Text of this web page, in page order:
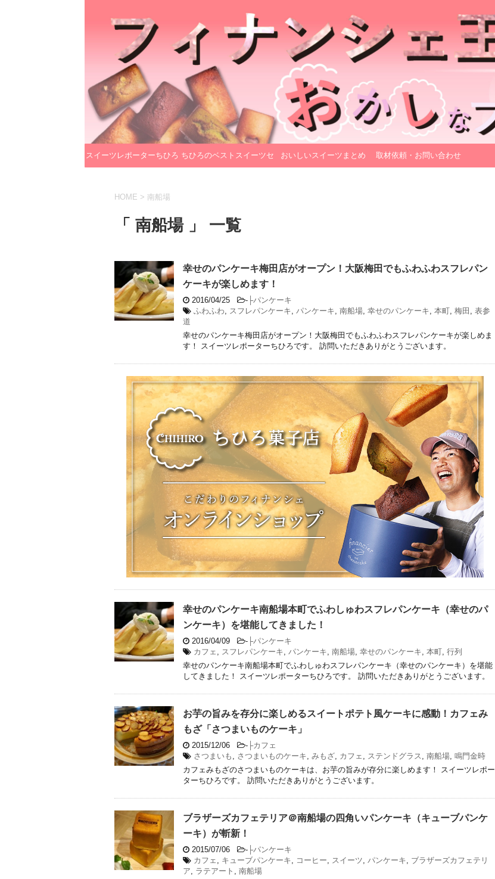
スイーツレポーターちひろ ちひろのベストスイーツセ おいしいスイーツまとめ 取材依頼・お問い合わせ
HOME > 南船場
「 南船場 」 一覧
幸せのパンケーキ梅田店がオープン！大阪梅田でもふわふわスフレパン
ケーキが楽しめます！
2016/04/25 - ├パンケーキ
ふわふわ
スフレパンケーキ パンケーキ 南船場 幸せのパンケーキ 本町 梅田
表参
道
幸せのパンケーキ梅田店がオープン！大阪梅田でもふわふわスフレパンケーキが楽しめま
す！ スイーツレポーターちひろです。 訪問いただきありがとうございます。
幸せのパンケーキ南船場本町でふわしゅわスフレパンケーキ（幸せのパ
ンケーキ）を堪能してきました！
2016/04/09 - ├パンケーキ
カフェ
スフレパンケーキ パンケーキ 南船場 幸せのパンケーキ 本町 行列
幸せのパンケーキ南船場本町でふわしゅわスフレパンケーキ（幸せのパンケーキ）を堪能
してきました！ スイーツレポーターちひろです。 訪問いただきありがとうございます。
お芋の旨みを存分に楽しめるスイートポテト風ケーキに感動！カフェみ
もざ「さつまいものケーキ」
2015/12/06 - ├カフェ
さつまいも
さつまいものケーキ みもざ カフェ ステンドグラス 南船場 鳴門金時
カフェみもざのさつまいものケーキは、お芋の旨みが存分に楽しめます！ スイーツレポー
ターちひろです。 訪問いただきありがとうございます。
ブラザーズカフェテリア＠南船場の四角いパンケーキ（キューブパンケ
ーキ）が斬新！
2015/07/06 - ├パンケーキ
カフェ
キューブパンケーキ コーヒー スイーツ パンケーキ
ブラザーズカフェテリ
ア
ラテアート
南船場